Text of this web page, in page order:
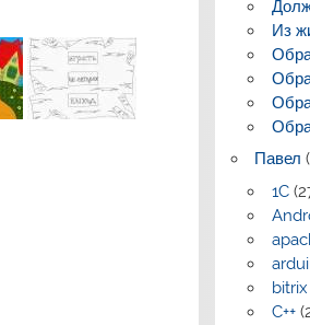
Из
Павел
1C
bitrix
C++